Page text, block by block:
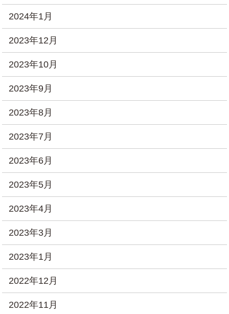
2024年1月
2023年12月
2023年10月
2023年9月
2023年8月
2023年7月
2023年6月
2023年5月
2023年4月
2023年3月
2023年1月
2022年12月
2022年11月